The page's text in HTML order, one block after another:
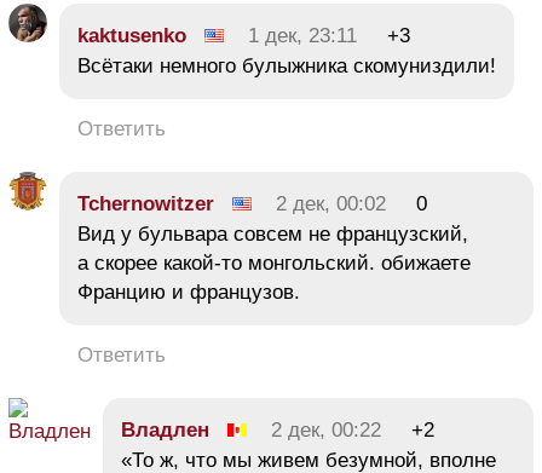
kaktusenko 1 дек, 23:11
+3
Всётаки немного булыжника скомуниздили!
Ответить
Tchernowitzer 2 дек, 00:02
0
Вид у бульвара совсем не французский,
а скорее какой-то монгольский. обижаете
Францию и французов.
Ответить
Владлен 2 дек, 00:22
+2
«То ж, что мы живем безумной, вполне